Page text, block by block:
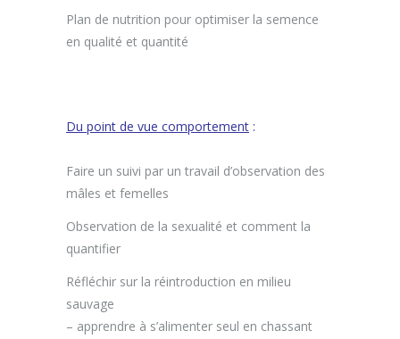
Plan de nutrition pour optimiser la semence
en qualité et quantité
Du point de vue comportement :
Faire un suivi par un travail d’observation des
mâles et femelles
Observation de la sexualité et comment la
quantifier
Réfléchir sur la réintroduction en milieu
sauvage
– apprendre à s’alimenter seul en chassant